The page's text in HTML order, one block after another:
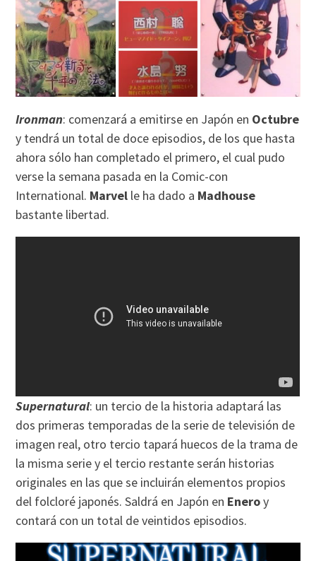
Ironman: comenzará a emitirse en Japón en Octubre
y tendrá un total de doce episodios, de los que hasta
ahora sólo han completado el primero, el cual pudo
verse la semana pasada en la Comic-con
International. Marvel le ha dado a Madhouse
bastante libertad.
Supernatural: un tercio de la historia adaptará las
dos primeras temporadas de la serie de televisión de
imagen real, otro tercio tapará huecos de la trama de
la misma serie y el tercio restante serán historias
originales en las que se incluirán elementos propios
del folcloré japonés. Saldrá en Japón en Eneroy
contará con un total de veintidos episodios.